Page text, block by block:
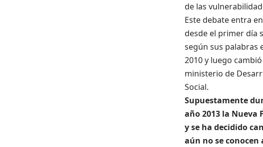
de las
Este debate entra
desde el primer día
según sus palabras
2010 y luego
ministerio de
Social.
Supuestamente
año 2013 la Nueva
y se ha decidido
aún no se